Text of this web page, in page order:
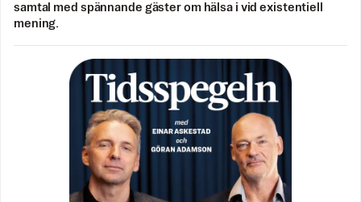
samtal med spännande gäster om hälsa i vid existentiell
mening.